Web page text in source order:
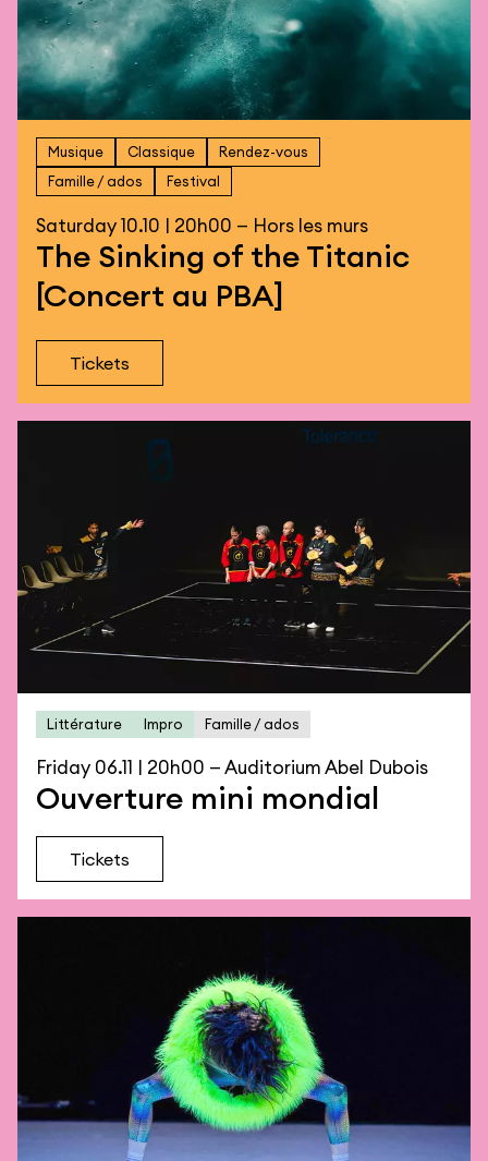
Musique Classique
Rendez-vous
Famille / ados
Festival
Saturday 10.10 | 20h00 — Hors les murs
The Sinking of the Titanic
[Concert au PBA]
Tickets
Littérature Impro Famille / ados
Friday 06.11 | 20h00 — Auditorium Abel Dubois
Ouverture mini mondial
Tickets